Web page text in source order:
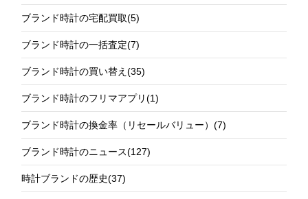
ブランド時計の宅配買取(5)
ブランド時計の一括査定(7)
ブランド時計の買い替え(35)
ブランド時計のフリマアプリ(1)
ブランド時計の換金率（リセールバリュー）(7)
ブランド時計のニュース(127)
時計ブランドの歴史(37)